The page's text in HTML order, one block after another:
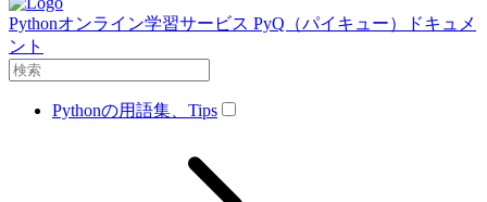
Pythonオンライン学習サービス PyQ（パイキュー）ドキュメ
ント
Pythonの用語集、Tips